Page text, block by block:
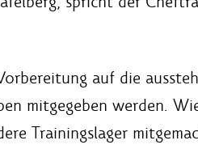
auf die
mitgegeben werden.
Trainingslager